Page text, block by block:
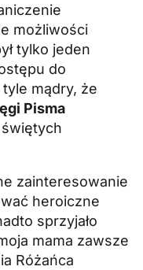
możliwości
tylko jeden
do
tyle mądry, że
Pisma
zainteresowanie
heroiczne
sprzyjało
mama zawsze
Różańca